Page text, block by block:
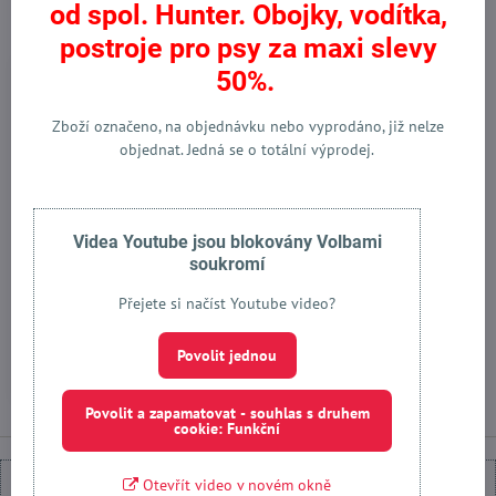
Alternativní produkty
25%
Skladem
od 200 Kč
od spol. Hunter. Obojky, vodítka,
postroje pro psy za maxi slevy
50%.
Zboží označeno, na objednávku nebo vyprodáno, již nelze
objednat. Jedná se o totální výprodej.
Videa Youtube jsou blokovány Volbami
soukromí
Přejete si načíst Youtube video?
Povolit jednou
Povolit a zapamatovat - souhlas s druhem
cookie: Funkční
Otevřít video v novém okně